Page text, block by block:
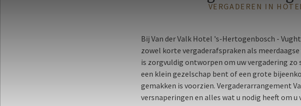
VERGADEREN IN
Bij Van der Valk Hotel 's-Hertogenbosch -
zowel korte vergaderafspraken als
is zorgvuldig ontworpen om uw vergadering
een klein gezelschap bent of een grote
gemakken is voorzien. Vergaderarrangement
versnaperingen en alles wat u nodig heeft om